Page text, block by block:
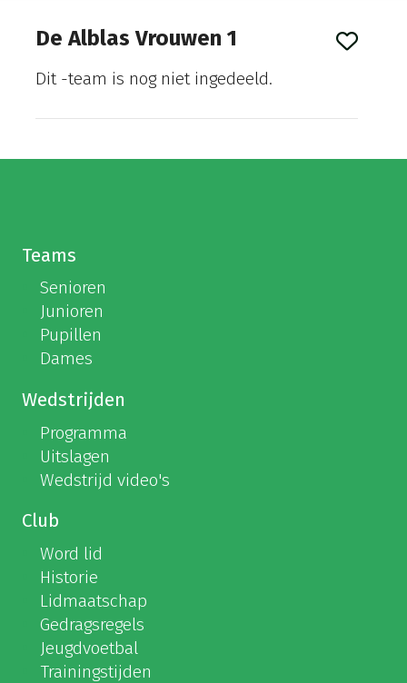
De Alblas Vrouwen 1
Dit -team is nog niet ingedeeld.
Teams
Senioren
Junioren
Pupillen
Dames
Wedstrijden
Programma
Uitslagen
Wedstrijd video's
Club
Word lid
Historie
Lidmaatschap
Gedragsregels
Jeugdvoetbal
Trainingstijden